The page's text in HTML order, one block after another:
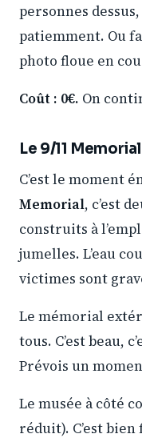
personnes
patiemment. Ou
photo floue en
Coût : 0€. On
Le 9/11 Memorial
C’est le moment
Memorial, c’est
construits à
jumelles. L’eau
victimes sont
Le mémorial
tous. C’est beau,
Prévois un
Le musée à côté
réduit). C’est